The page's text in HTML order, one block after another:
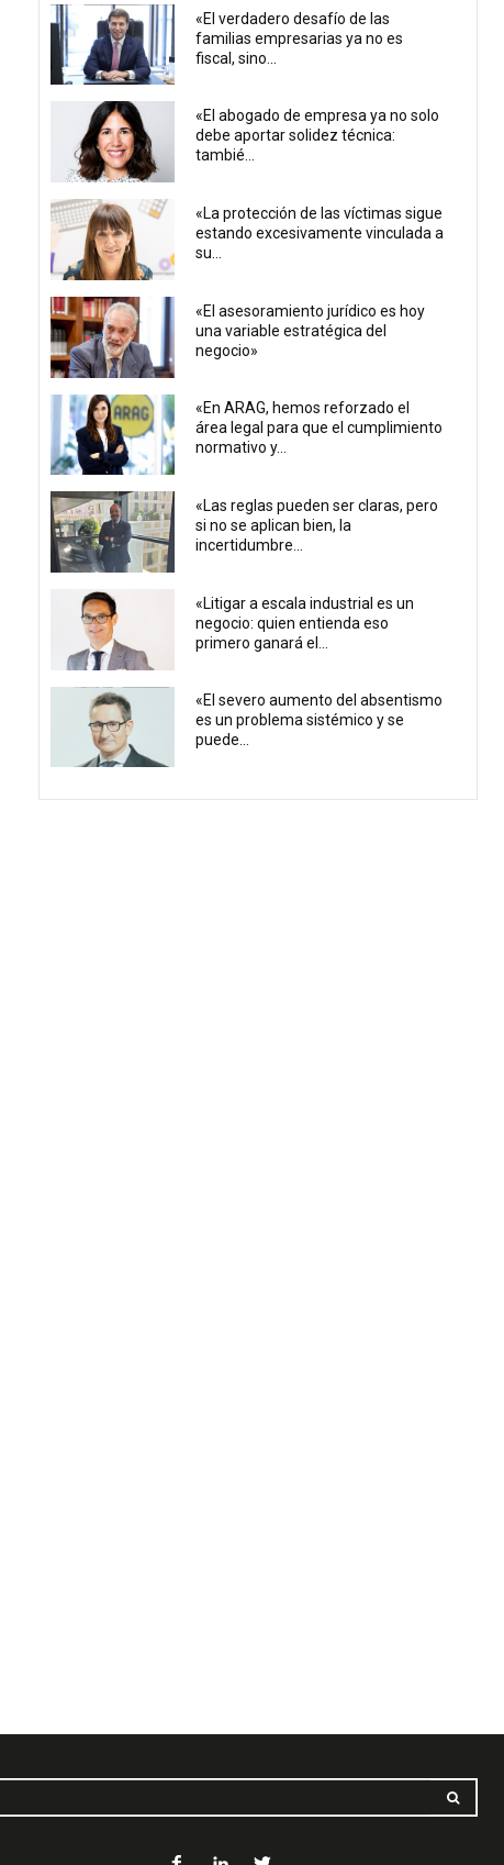
«El verdadero desafío de las
familias empresarias ya no es
fiscal, sino...
«El abogado de empresa ya no solo
debe aportar solidez técnica:
tambié...
«La protección de las víctimas sigue
estando excesivamente vinculada a
su...
«El asesoramiento jurídico es hoy
una variable estratégica del
negocio»
«En ARAG, hemos reforzado el
área legal para que el cumplimiento
normativo y...
«Las reglas pueden ser claras, pero
si no se aplican bien, la
incertidumbre...
«Litigar a escala industrial es un
negocio: quien entienda eso
primero ganará el...
«El severo aumento del absentismo
es un problema sistémico y se
puede...